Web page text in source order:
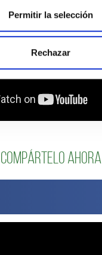
Permitir la selección
Rechazar
Compártelo ahora